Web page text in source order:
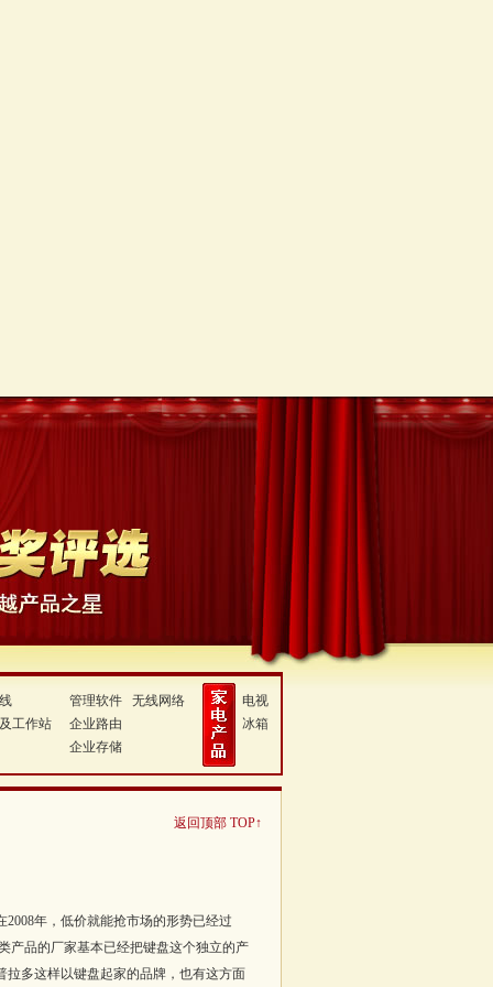
管理软件
无线网络
工作站
企业路由
企业存储
电视
冰箱
返回顶部 TOP↑
年，低价就能抢市场的形势已经过
产品的厂家基本已经把键盘这个独立的产
多这样以键盘起家的品牌，也有这方面